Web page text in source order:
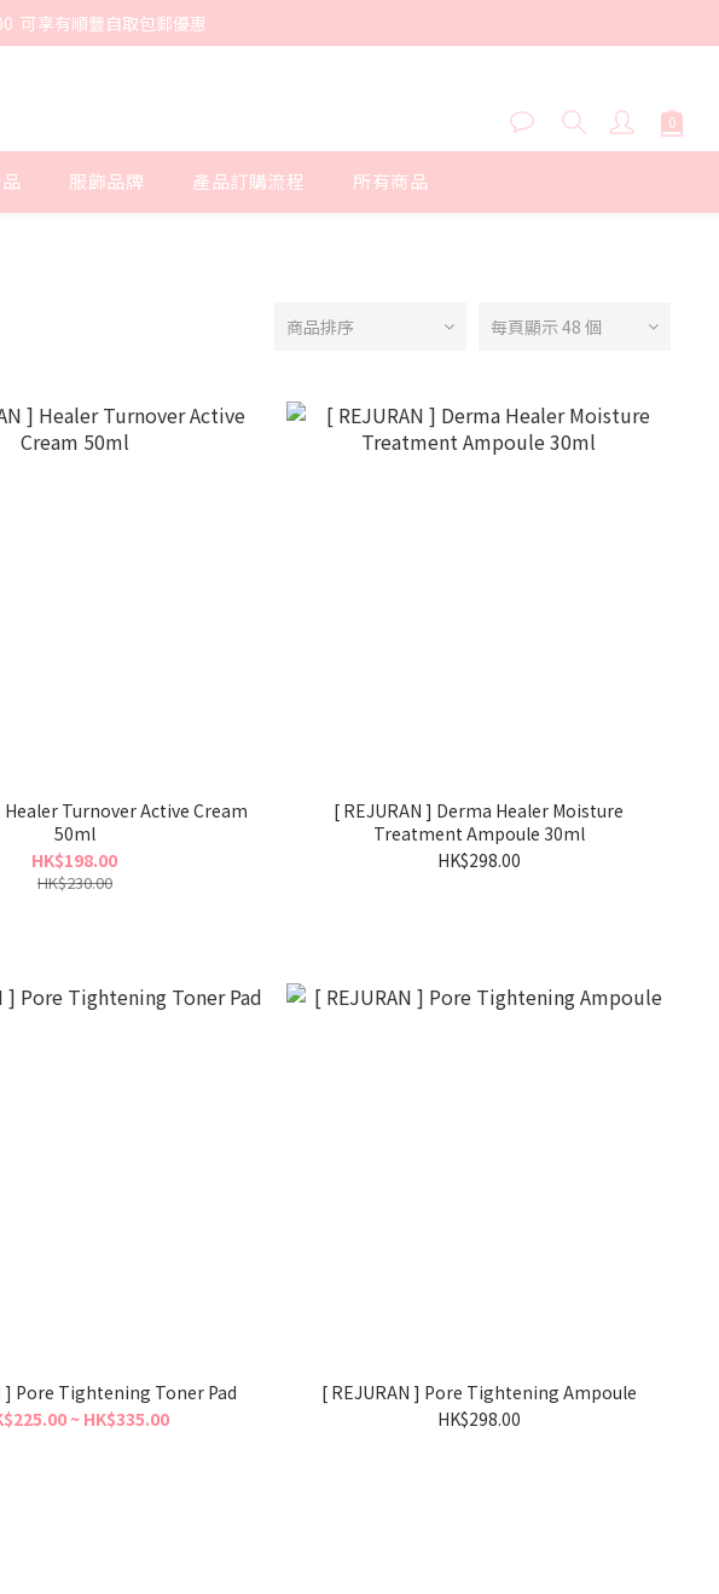
可享有順豐自取包郵優惠
服飾品牌 產品訂購流程 所有商品
商品排序 每頁顯示 48 個
Healer Turnover Active Cream
50ml
HK$198.00
HK$230.00
[ REJURAN ] Derma Healer Moisture
Treatment Ampoule 30ml
HK$298.00
] Pore Tightening Toner Pad
~ HK$335.00
[ REJURAN ] Pore Tightening Ampoule
HK$298.00